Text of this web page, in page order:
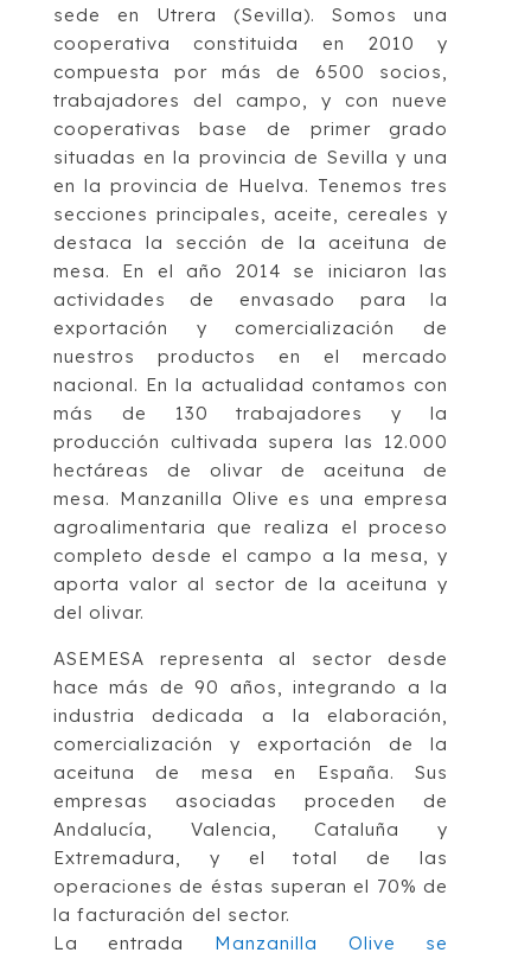
sede en Utrera (Sevilla). Somos una
cooperativa constituida en 2010 y
compuesta por más de 6500 socios,
trabajadores del campo, y con nueve
cooperativas base de primer grado
situadas en la provincia de Sevilla y una
en la provincia de Huelva. Tenemos tres
secciones principales, aceite, cereales y
destaca la sección de la aceituna de
mesa. En el año 2014 se iniciaron las
actividades de envasado para la
exportación y comercialización de
nuestros productos en el mercado
nacional. En la actualidad contamos con
más de 130 trabajadores y la
producción cultivada supera las 12.000
hectáreas de olivar de aceituna de
mesa. Manzanilla Olive es una empresa
agroalimentaria que realiza el proceso
completo desde el campo a la mesa, y
aporta valor al sector de la aceituna y
del olivar.
ASEMESA representa al sector desde
hace más de 90 años, integrando a la
industria dedicada a la elaboración,
comercialización y exportación de la
aceituna de mesa en España. Sus
empresas asociadas proceden de
Andalucía, Valencia, Cataluña y
Extremadura, y el total de las
operaciones de éstas superan el 70% de
la facturación del sector.
La entrada Manzanilla Olive se